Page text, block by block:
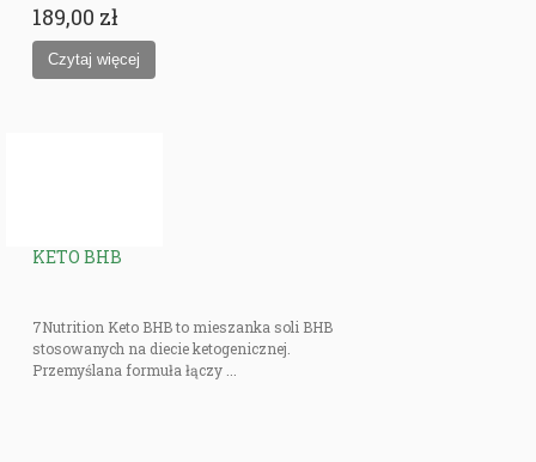
189,00 zł
KETO BHB
7Nutrition Keto BHB to mieszanka soli BHB
stosowanych na diecie ketogenicznej.
Przemyślana formuła łączy ...